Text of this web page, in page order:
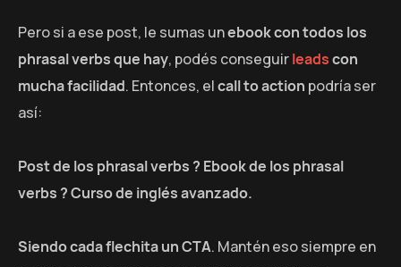
Pero si a ese post, le sumas unebook con todos los
phrasal verbs que hay, podés conseguirleadscon
mucha facilidad. Entonces, elcall to action podría ser
así:
Post de los phrasal verbs ? Ebook de los phrasal
verbs ? Curso de inglés avanzado.
Siendo cada flechita un CTA. Mantén eso siempre en